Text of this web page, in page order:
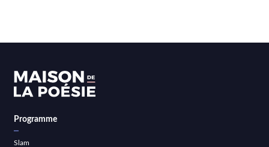
Programme
Slam